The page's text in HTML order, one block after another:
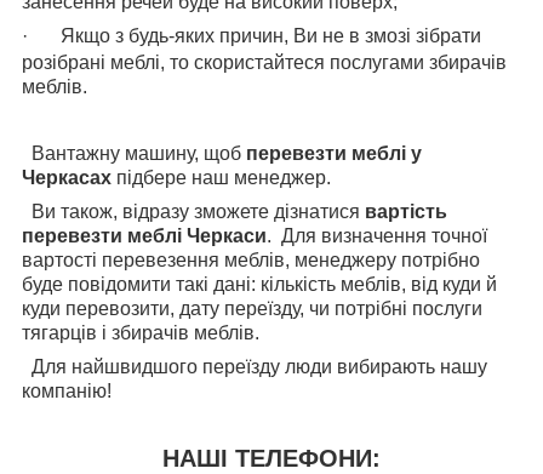
·
Якщо з будь-яких причин, Ви не в змозі зібрати
розібрані меблі, то скористайтеся послугами збирачів
меблів.
Вантажну машину, щоб перевезти меблі у
Черкасах підбере наш менеджер.
Ви також, відразу зможете дізнатися вартість
перевезти меблі Черкаси. Для визначення точної
вартості перевезення меблів, менеджеру потрібно
буде повідомити такі дані: кількість меблів, від куди й
куди перевозити, дату переїзду, чи потрібні послуги
тягарців і збирачів меблів.
Для найшвидшого переїзду люди вибирають нашу
компанію!
НАШІ ТЕЛЕФОНИ: